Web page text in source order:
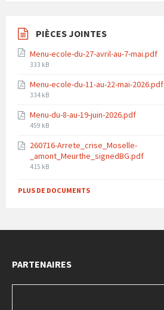
PIÈCES JOINTES
Menu-ecole-du-27-avril-au-7-mai.pdf
File
333 kB
Menu-ecole-du-11-au-22-mai-2026.pdf
File
334 kB
Menu-du-8-au-19-juin-2026.pdf
File
459 kB
260716-Arrete_crise_Moselle-
_amont_Meurthe_signedBG.pdf
File
415 kB
PLUS DE DOCUMENTS
PARTENAIRES